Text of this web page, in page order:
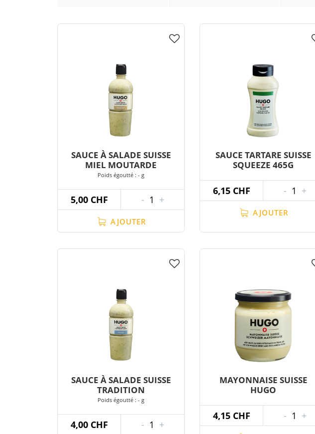
SAUCE À SALADE SUISSE
MIEL MOUTARDE
Poids égoutté : - g
5,00 CHF - 1 +
AJOUTER
SAUCE TARTARE SUISSE
SQUEEZE 465G
6,15 CHF - 1 +
AJOUTER
SAUCE À SALADE SUISSE
TRADITION
Poids égoutté : - g
4,00 CHF - 1 +
MAYONNAISE SUISSE
HUGO
4,15 CHF - 1 +